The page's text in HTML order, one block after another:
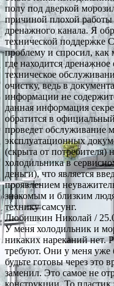
полу под дверкой
причиной плохой работы
дренажного канала. Я
технической поддержке
проблему и спросил,
где находится дренажное
техническое
очистку, ведь в
информации не
данная информация
обратится в
проведет обслуживание
эксплуатационных
(скрыта от потребителя)
холодильника в
деньги), что является
проявлением
знакомым и близким
технику самсунг.
Любишкин Николай /
У меня холодильник и
никаких нареканий нет.
требуют. Они у меня уже
будьте готовы через это
заменил. Это самое не
конструкции. То